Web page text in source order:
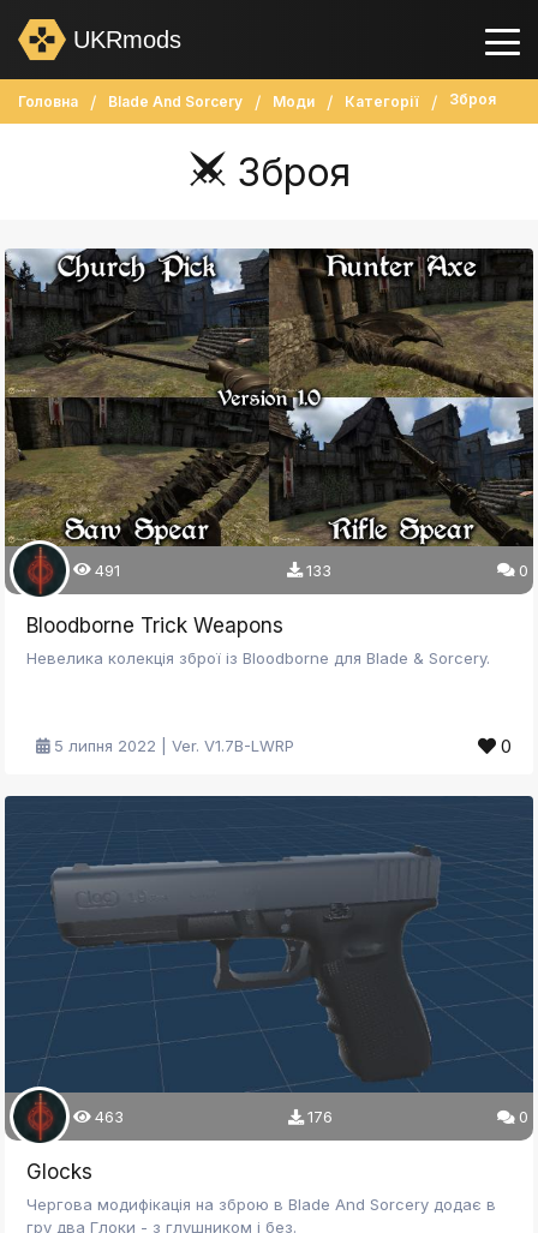
UKRmods
Головна Blade And Sorcery Моди Категорії Зброя
Зброя
491 133 0
Bloodborne Trick Weapons
Невелика колекція зброї із Bloodborne для Blade & Sorcery.
5 липня 2022 | Ver. V1.7B-LWRP 0
463 176 0
Glocks
Чергова модифікація на зброю в Blade And Sorcery додає в
гру два Глоки - з глушником і без.